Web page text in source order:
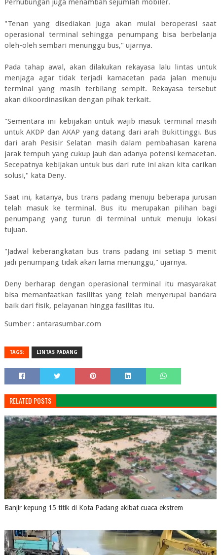
"Tenan yang disediakan juga akan mulai beroperasi saat
operasional terminal sehingga penumpang bisa berbelanja
oleh-oleh sembari menunggu bus," ujarnya.
Pada tahap awal, akan dilakukan rekayasa lalu lintas untuk
menjaga agar tidak terjadi kamacetan pada jalan menuju
terminal yang masih terbilang sempit. Rekayasa tersebut
akan dikoordinasikan dengan pihak terkait.
"Sementara ini kebijakan untuk wajib masuk terminal masih
untuk AKDP dan AKAP yang datang dari arah Bukittinggi. Bus
dari arah Pesisir Selatan masih dalam pembahasan karena
jarak tempuh yang cukup jauh dan adanya potensi kemacetan.
Secepatnya kebijakan untuk bus dari rute ini akan kita carikan
solusi," kata Deny.
Saat ini, katanya, bus trans padang menuju beberapa jurusan
telah masuk ke terminal. Bus itu merupakan pilihan bagi
penumpang yang turun di terminal untuk menuju lokasi
tujuan.
"Jadwal keberangkatan bus trans padang ini setiap 5 menit
jadi penumpang tidak akan lama menunggu," ujarnya.
Deny berharap dengan operasional terminal itu masyarakat
bisa memanfaatkan fasilitas yang telah menyerupai bandara
baik dari fisik, pelayanan hingga fasilitas itu.
Sumber : antarasumbar.com
TAGS: LINTAS PADANG
RELATED POSTS
Banjir kepung 15 titik di Kota Padang akibat cuaca ekstrem